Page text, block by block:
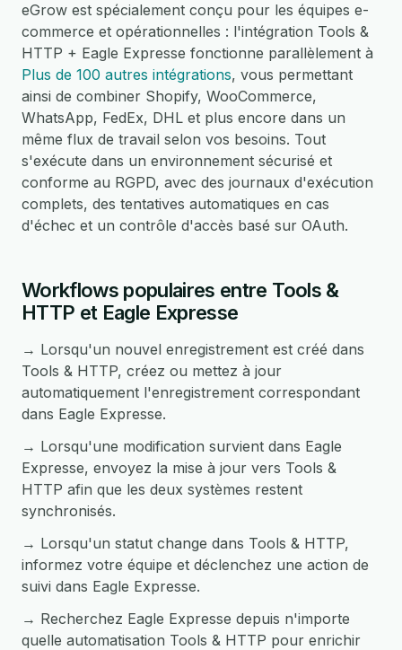
eGrow est spécialement conçu pour les équipes e-
commerce et opérationnelles : l'intégration Tools &
HTTP + Eagle Expresse fonctionne parallèlement à
Plus de 100 autres intégrations, vous permettant
ainsi de combiner Shopify, WooCommerce,
WhatsApp, FedEx, DHL et plus encore dans un
même flux de travail selon vos besoins. Tout
s'exécute dans un environnement sécurisé et
conforme au RGPD, avec des journaux d'exécution
complets, des tentatives automatiques en cas
d'échec et un contrôle d'accès basé sur OAuth.
Workflows populaires entre Tools &
HTTP et Eagle Expresse
→ Lorsqu'un nouvel enregistrement est créé dans
Tools & HTTP, créez ou mettez à jour
automatiquement l'enregistrement correspondant
dans Eagle Expresse.
→ Lorsqu'une modification survient dans Eagle
Expresse, envoyez la mise à jour vers Tools &
HTTP afin que les deux systèmes restent
synchronisés.
→ Lorsqu'un statut change dans Tools & HTTP,
informez votre équipe et déclenchez une action de
suivi dans Eagle Expresse.
→ Recherchez Eagle Expresse depuis n'importe
quelle automatisation Tools & HTTP pour enrichir